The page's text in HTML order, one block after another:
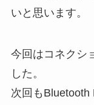
いと思います。
今回はコネクシ
した。
次回もBluetooth